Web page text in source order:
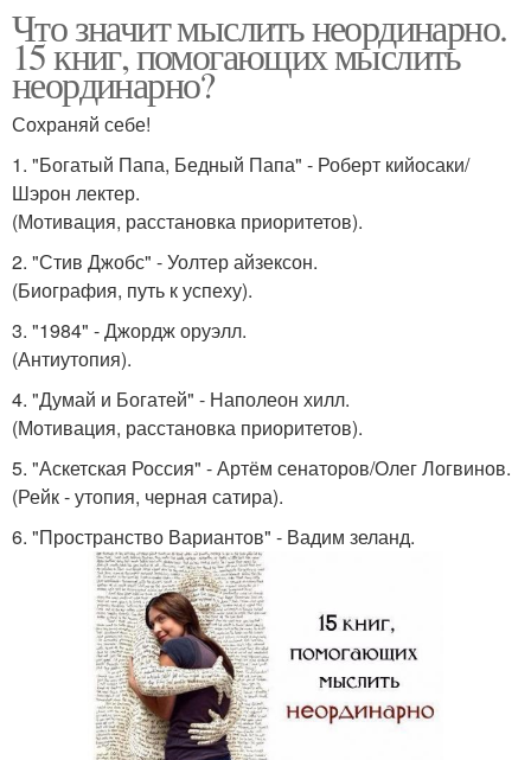
Что значит мыслить неординарно.
15 книг, помогающих мыслить
неординарно?
Сохраняй себе!
1. "Богатый Папа, Бедный Папа" - Роберт кийосаки/
Шэрон лектер.
(Мотивация, расстановка приоритетов).
2. "Стив Джобс" - Уолтер айзексон.
(Биография, путь к успеху).
3. "1984" - Джордж оруэлл.
(Антиутопия).
4. "Думай и Богатей" - Наполеон хилл.
(Мотивация, расстановка приоритетов).
5. "Аскетская Россия" - Артём сенаторов/Олег Логвинов.
(Рейк - утопия, черная сатира).
6. "Пространство Вариантов" - Вадим зеланд.